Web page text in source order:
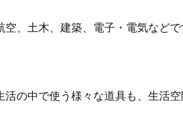
、土木、建築、電子・電気など
の中で使う様々な道具も、生活